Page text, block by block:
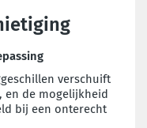
verschuift
en de mogelijkheid
bij een onterecht